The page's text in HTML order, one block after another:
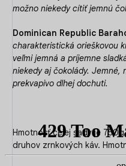
možno niekedy cítiť jemnú
Dominican Republic
charakteristická orieškovou
veľmi jemná a príjemne
niekedy aj čokolády. Jemné,
prekvapivo dlhej dochuti.
Hmotnosť celej sady je
druhov zrnkových káv.